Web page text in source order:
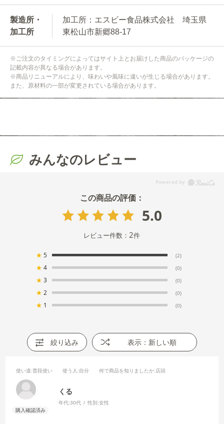
製造所・
加工所
加工所：エスビー食品株式会社 埼玉県
東松山市新郷88-17
※ご注文のタイミングによってはサイト上とお届けした商品のパッケージの
記載内容が異なる場合があります。
※商品リニューアルにより、味わいや風味に違いが生じる場合があります。
また、原材料の一部が変更されている場合があります。
みんなのレビュー
5.0
レビュー件数：2件
★ 5 (2)
★ 4 (0)
★ 3 (0)
★ 2 (0)
★ 1 (0)
絞り込み 表示：新しい順
使い道:普段使い 使う人 :自分 何で商品を知りましたか:店頭
くる
年代:30代 性別:女性